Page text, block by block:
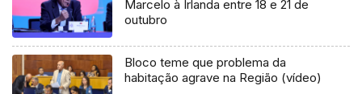
Marcelo à Irlanda entre 18 e 21 de
outubro
Bloco teme que problema da
habitação agrave na Região (vídeo)